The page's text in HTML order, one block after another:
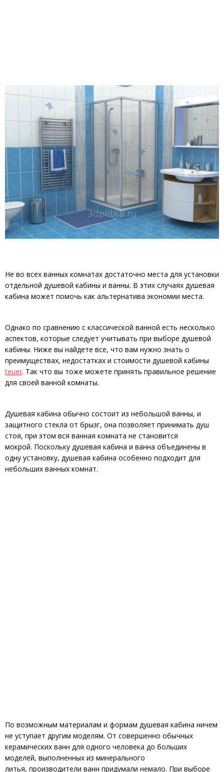
Не во всех ванных комнатах достаточно места для установки
отдельной душевой кабины и ванны. В этих случаях душевая
кабина может помочь как альтернатива экономии места.
Однако по сравнению с классической ванной есть несколько
аспектов, которые следует учитывать при выборе душевой
кабины. Ниже вы найдете все, что вам нужно знать о
преимуществах, недостатках и стоимости душевой кабины
teuer. Так что вы тоже можете принять правильное решение
для своей ванной комнаты.
Душевая кабина обычно состоит из небольшой ванны, и
защитного стекла от брызг, она позволяет принимать душ
стоя, при этом вся ванная комната не становится
мокрой. Поскольку душевая кабина и ванна объединены в
одну установку, душевая кабина особенно подходит для
небольших ванных комнат.
По возможным материалам и формам душевая кабина ничем
не уступает другим моделям. От совершенно обычных
керамических ванн для одного человека до больших
моделей, выполненных из минерального
литья, производители ванн придумали немало. При выборе